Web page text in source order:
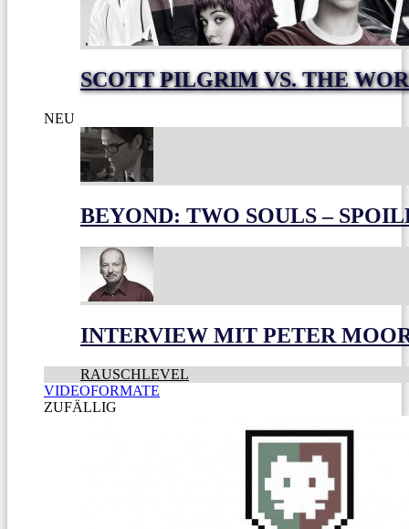
SCOTT PILGRIM VS. THE
NEU
BEYOND: TWO SOULS –
INTERVIEW MIT PETER
RAUSCHLEVEL
VIDEOFORMATE
ZUFÄLLIG